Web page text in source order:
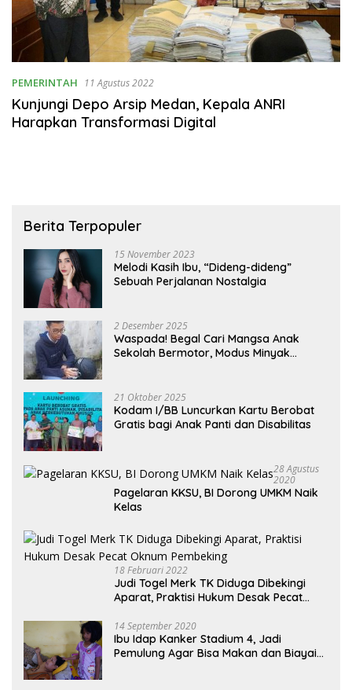
PEMERINTAH 11 Agustus 2022
Kunjungi Depo Arsip Medan, Kepala ANRI
Harapkan Transformasi Digital
Berita Terpopuler
15 November 2023
Melodi Kasih Ibu, “Dideng-dideng”
Sebuah Perjalanan Nostalgia
2 Desember 2025
Waspada! Begal Cari Mangsa Anak
Sekolah Bermotor, Modus Minyak
21 Oktober 2025
Kodam I/BB Luncurkan Kartu Berobat
Gratis bagi Anak Panti dan Disabilitas
28 Agustus
2020
Pagelaran KKSU, BI Dorong UMKM Naik
Kelas
18 Februari 2022
Judi Togel Merk TK Diduga Dibekingi
Aparat, Praktisi Hukum Desak Pecat
14 September 2020
Ibu Idap Kanker Stadium 4, Jadi
Pemulung Agar Bisa Makan dan Biayai